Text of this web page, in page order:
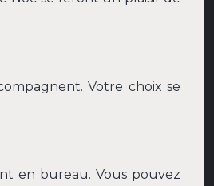
Votre choix se
en bureau. Vous pouvez